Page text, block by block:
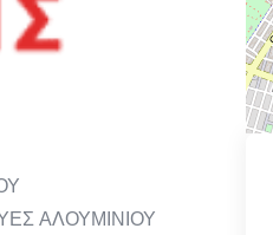
ΑΛΟΥΜΙΝΙΟΥ